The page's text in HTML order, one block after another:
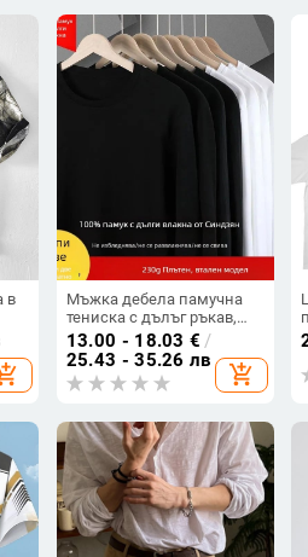
в
Мъжка дебела памучна
тениска с дълъг ръкав,
едноцветна, базова дреха
за есенно-зимния сезон,
слим фит, удобна
13.00 - 18.03 € /
25.43 - 35.26 лв
add_shopping_cart